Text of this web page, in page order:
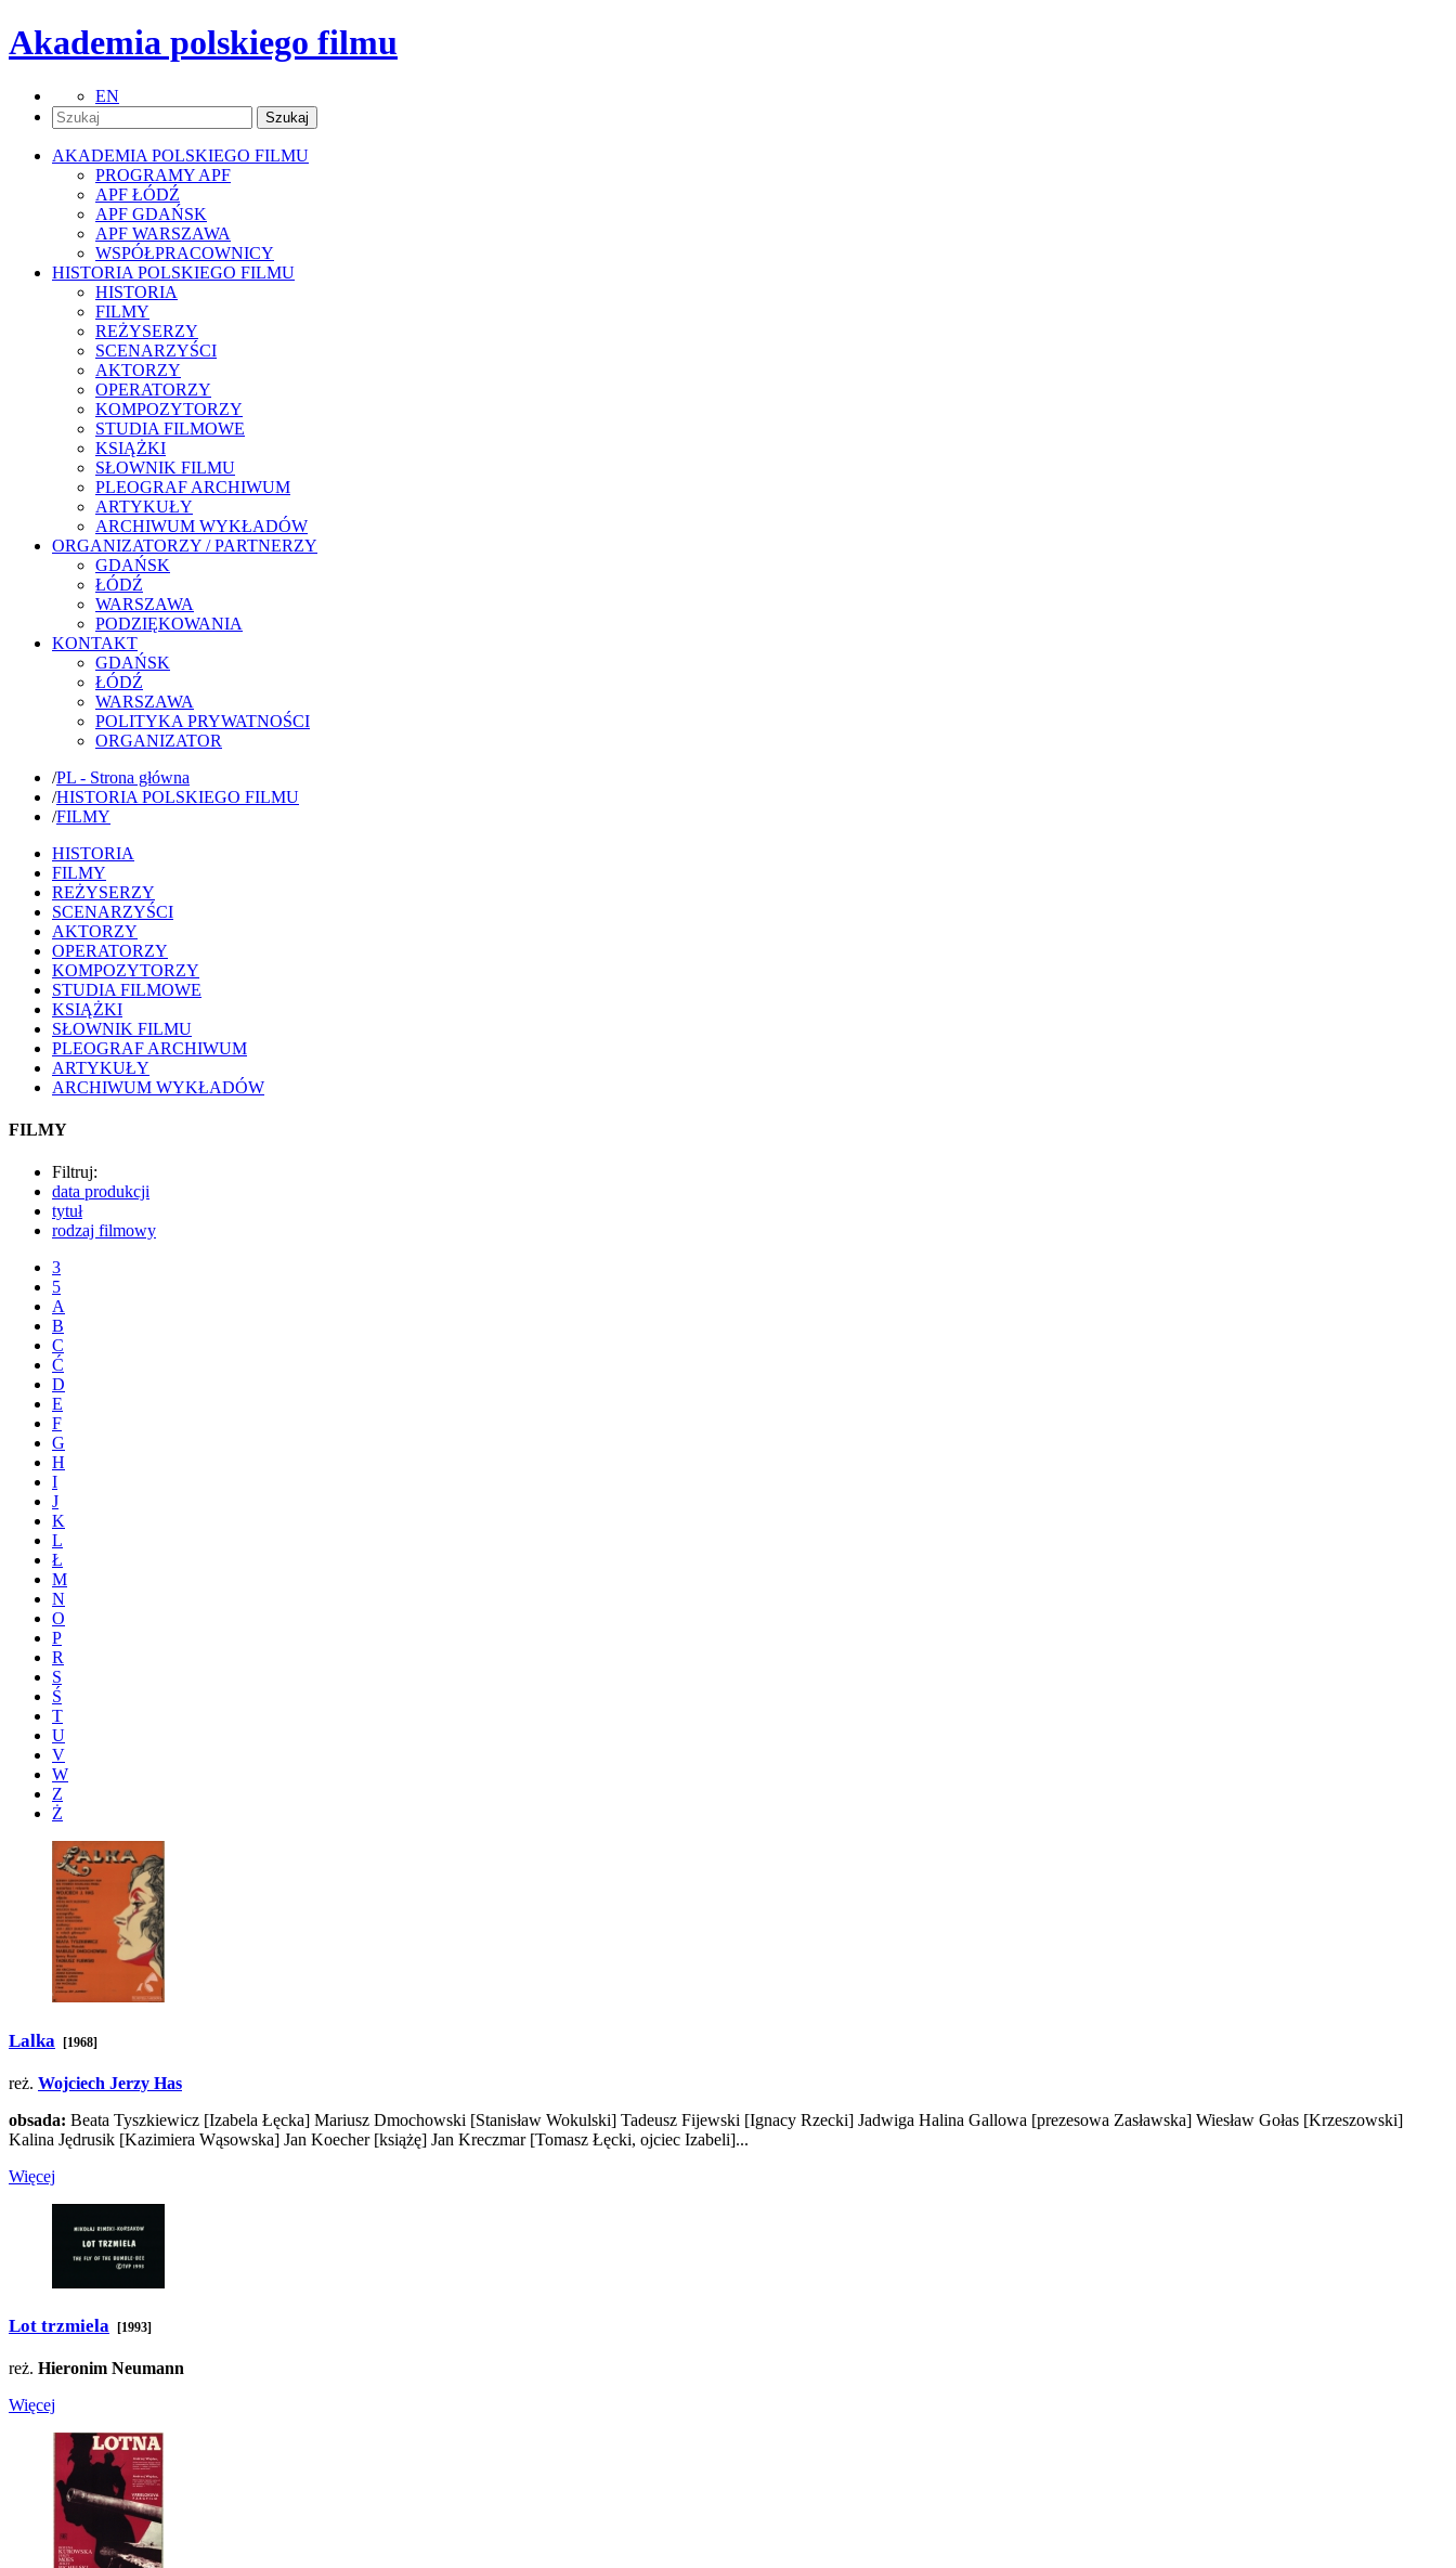
Akademia polskiego filmu
EN
AKADEMIA POLSKIEGO FILMU
PROGRAMY APF
APF ŁÓDŹ
APF GDAŃSK
APF WARSZAWA
WSPÓŁPRACOWNICY
HISTORIA POLSKIEGO FILMU
HISTORIA
FILMY
REŻYSERZY
SCENARZYŚCI
AKTORZY
OPERATORZY
KOMPOZYTORZY
STUDIA FILMOWE
KSIĄŻKI
SŁOWNIK FILMU
PLEOGRAF ARCHIWUM
ARTYKUŁY
ARCHIWUM WYKŁADÓW
ORGANIZATORZY / PARTNERZY
GDAŃSK
ŁÓDŹ
WARSZAWA
PODZIĘKOWANIA
KONTAKT
GDAŃSK
ŁÓDŹ
WARSZAWA
POLITYKA PRYWATNOŚCI
ORGANIZATOR
/PL - Strona główna
/HISTORIA POLSKIEGO FILMU
/FILMY
HISTORIA
FILMY
REŻYSERZY
SCENARZYŚCI
AKTORZY
OPERATORZY
KOMPOZYTORZY
STUDIA FILMOWE
KSIĄŻKI
SŁOWNIK FILMU
PLEOGRAF ARCHIWUM
ARTYKUŁY
ARCHIWUM WYKŁADÓW
FILMY
Filtruj:
data produkcji
tytuł
rodzaj filmowy
3
5
A
B
C
Ć
D
E
F
G
H
I
J
K
L
Ł
M
N
O
P
R
S
Ś
T
U
V
W
Z
Ż
Lalka [1968]
reż. Wojciech Jerzy Has
obsada: Beata Tyszkiewicz [Izabela Łęcka] Mariusz Dmochowski [Stanisław Wokulski] Tadeusz Fijewski [Ignacy Rzecki] Jadwiga Halina Gallowa [prezesowa Zasławska] Wiesław Gołas [Krzeszowski]
Kalina Jędrusik [Kazimiera Wąsowska] Jan Koecher [książę] Jan Kreczmar [Tomasz Łęcki, ojciec Izabeli]...
Więcej
Lot trzmiela [1993]
reż. Hieronim Neumann
Więcej